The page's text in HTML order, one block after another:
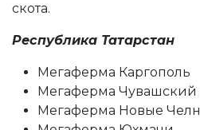
скота.
Республика Татарстан
Мегаферма Каргополь
Мегаферма Чувашский
Мегаферма Новые